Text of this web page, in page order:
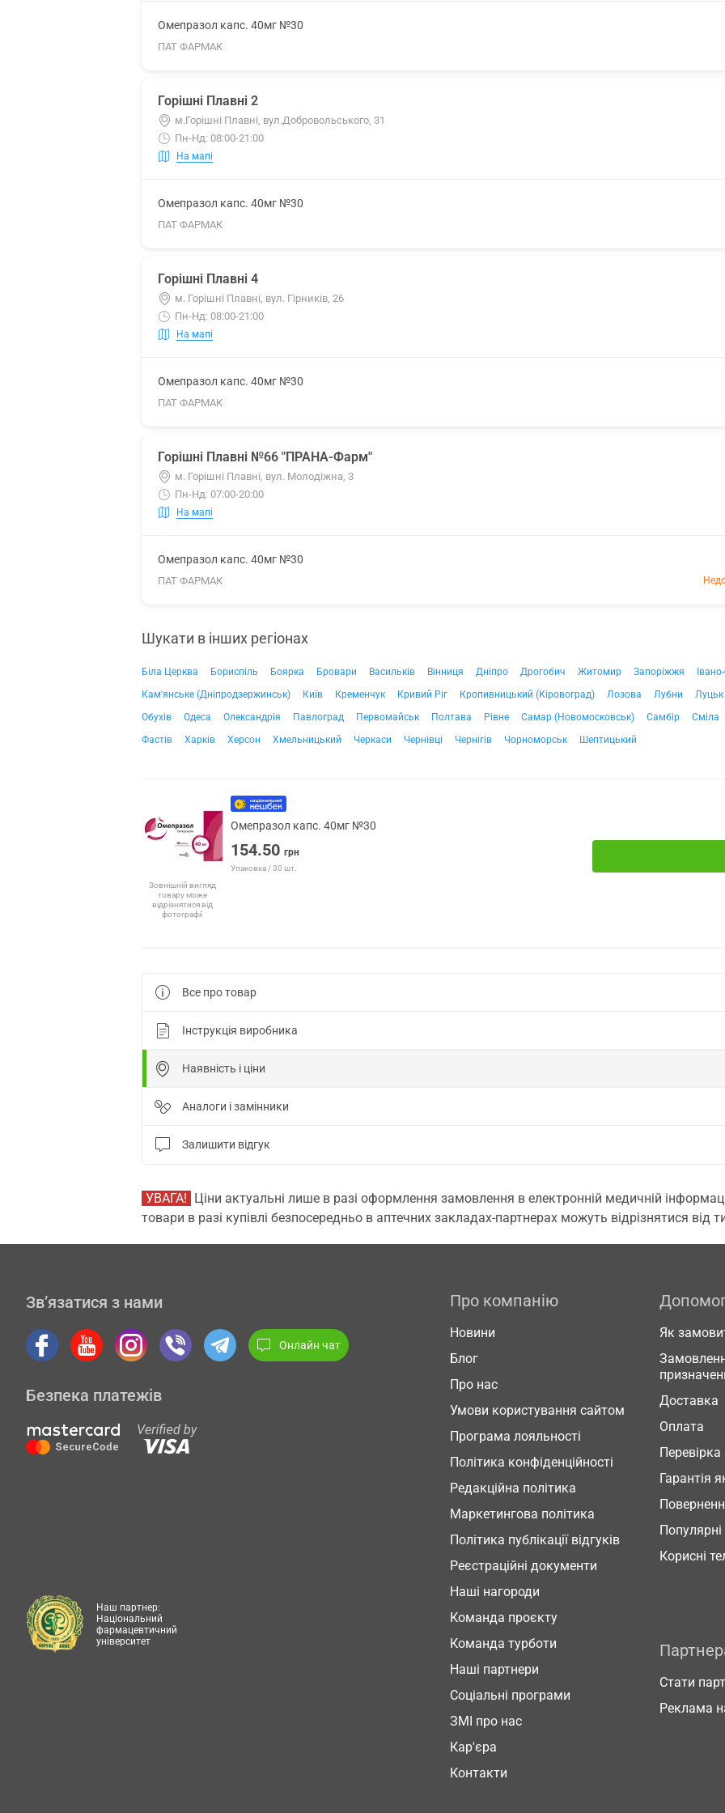
Омепразол капс. 40мг №30
ПАТ ФАРМАК
Горішні Плавні 2
м.Горішні Плавні, вул.Добровольського, 31
Пн-Нд: 08:00-21:00
На мапі
Омепразол капс. 40мг №30
ПАТ ФАРМАК
Горішні Плавні 4
м. Горішні Плавні, вул. Гірників, 26
Пн-Нд: 08:00-21:00
На мапі
Омепразол капс. 40мг №30
ПАТ ФАРМАК
Горішні Плавні №66 "ПРАНА-Фарм"
м. Горішні Плавні, вул. Молодіжна, 3
Пн-Нд: 07:00-20:00
На мапі
Омепразол капс. 40мг №30
ПАТ ФАРМАК
Шукати в інших регіонах
Біла Церква Бориспіль Боярка Бровари Васильків Вінниця Дніпро Дрогобич Житомир Запоріжжя
Кам'янське (Дніпродзержинськ)
Київ Кременчук Кривий Ріг Кропивницький (Кіровоград) Лозова Лубни Луцьк
Обухів
Одеса Олександрія Павлоград Первомайськ Полтава Рівне Самар (Новомосковськ) Самбір Сміла
Фастів
Харків Херсон Хмельницький Черкаси Чернівці Чернігів Чорноморськ Шептицький
Зовнішній вигляд
товару може
відрізнятися від
фотографії
Омепразол капс. 40мг №30
154.50 грн
Упаковка / 30 шт.
Все про товар
Інструкція виробника
Наявність і ціни
Аналоги і замінники
Залишити відгук
УВАГА! Ціни актуальні лише в разі оформлення замовлення в електронній медичній
товари в разі купівлі безпосередньо в аптечних закладах-партнерах можуть відрізнятися від
Зв’язатися з нами
Онлайн чат
Безпека платежів
Про компанію
Новини
Блог
Про нас
Умови користування сайтом
Програма лояльності
Політика конфіденційності
Редакційна політика
Маркетингова політика
Політика публікації відгуків
Реєстраційні документи
Наші нагороди
Команда проєкту
Команда турботи
Наші партнери
Соціальні програми
ЗМІ про нас
Кар'єра
Контакти
Як
Доставка
Оплата
Гарантія
Корисні
Стати
Реклама
Наш партнер:
Національний
фармацевтичний
університет